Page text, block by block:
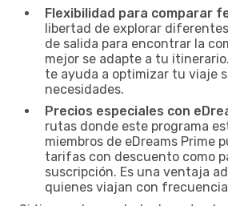
Flexibilidad para comparar
libertad de explorar
de salida para encontrar la
mejor se adapte a tu
te ayuda a optimizar tu viaje
necesidades.
Precios especiales con
rutas donde este programa
miembros de eDreams Prime
tarifas con descuento como
suscripción. Es una ventaja
quienes viajan con